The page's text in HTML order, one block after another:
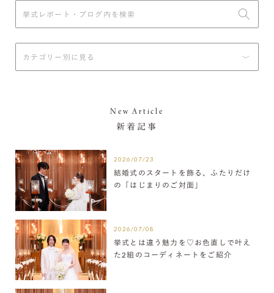
New Article
新着記事
2026/07/23
結婚式のスタートを飾る、ふたりだけ
の「はじまりのご対面」
2026/07/08
挙式とは違う魅力を♡お色直しで叶え
た2組のコーディネートをご紹介